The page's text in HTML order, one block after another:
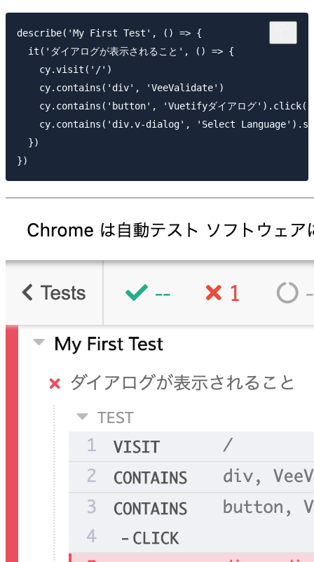
describe('My First Test', () => {
  it('ダイアログが表示されること', () => {
    cy.visit('/')
    cy.contains('div', 'VeeValidate')
    cy.contains('button', 'Vuetifyダイアログ').click()
cy.contains('div.v-dialog', 'Select
  })